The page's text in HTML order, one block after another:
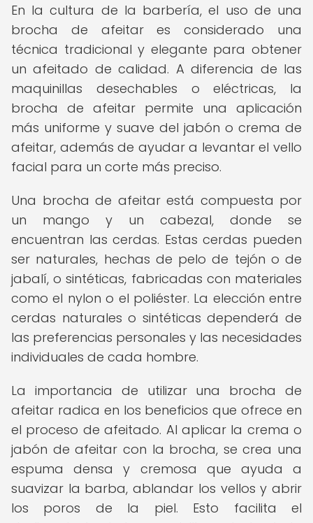
En la cultura de la barbería, el uso de una
brocha de afeitar es considerado una
técnica tradicional y elegante para obtener
un afeitado de calidad. A diferencia de las
maquinillas desechables o eléctricas, la
brocha de afeitar permite una aplicación
más uniforme y suave del jabón o crema de
afeitar, además de ayudar a levantar el vello
facial para un corte más preciso.
Una brocha de afeitar está compuesta por
un mango y un cabezal, donde se
encuentran las cerdas. Estas cerdas pueden
ser naturales, hechas de pelo de tejón o de
jabalí, o sintéticas, fabricadas con materiales
como el nylon o el poliéster. La elección entre
cerdas naturales o sintéticas dependerá de
las preferencias personales y las necesidades
individuales de cada hombre.
La importancia de utilizar una brocha de
afeitar radica en los beneficios que ofrece en
el proceso de afeitado. Al aplicar la crema o
jabón de afeitar con la brocha, se crea una
espuma densa y cremosa que ayuda a
suavizar la barba, ablandar los vellos y abrir
los poros de la piel. Esto facilita el